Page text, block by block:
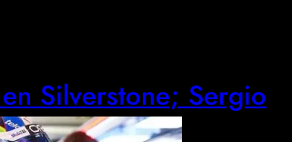
Silverstone; Sergio